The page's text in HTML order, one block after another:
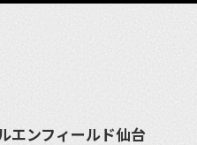
エンフィールド仙台